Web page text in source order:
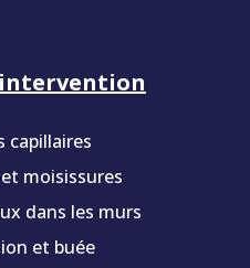
capillaires
moisissures
dans les murs
et buée